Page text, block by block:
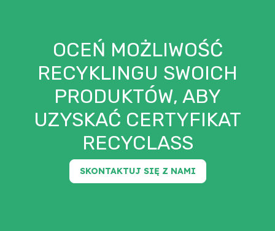
OCEŃ MOŻLIWOŚĆ
RECYKLINGU SWOICH
PRODUKTÓW, ABY
UZYSKAĆ CERTYFIKAT
RECYCLASS
SKONTAKTUJ SIĘ Z NAMI